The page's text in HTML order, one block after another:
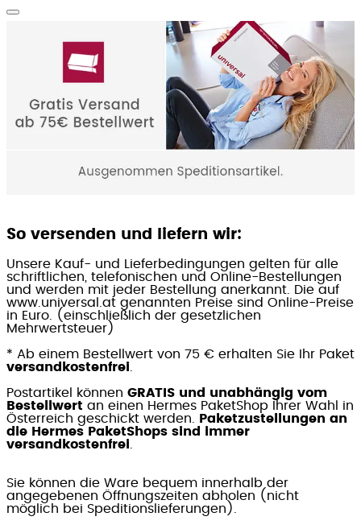
So versenden und liefern wir:
Unsere Kauf- und Lieferbedingungen gelten für alle
schriftlichen, telefonischen und Online-Bestellungen
und werden mit jeder Bestellung anerkannt. Die auf
www.universal.at genannten Preise sind Online-Preise
in Euro. (einschließlich der gesetzlichen
Mehrwertsteuer)
* Ab einem Bestellwert von 75 € erhalten Sie Ihr Paket
versandkostenfrei
Postartikel können GRATIS und unabhängig vom
Bestellwert an einen Hermes PaketShop Ihrer Wahl in
Österreich geschickt werden.
Paketzustellungen an
die Hermes PaketShops sind immer
versandkostenfrei
Sie können die Ware bequem innerhalb der
angegebenen Öffnungszeiten abholen (nicht
möglich bei Speditionslieferungen).